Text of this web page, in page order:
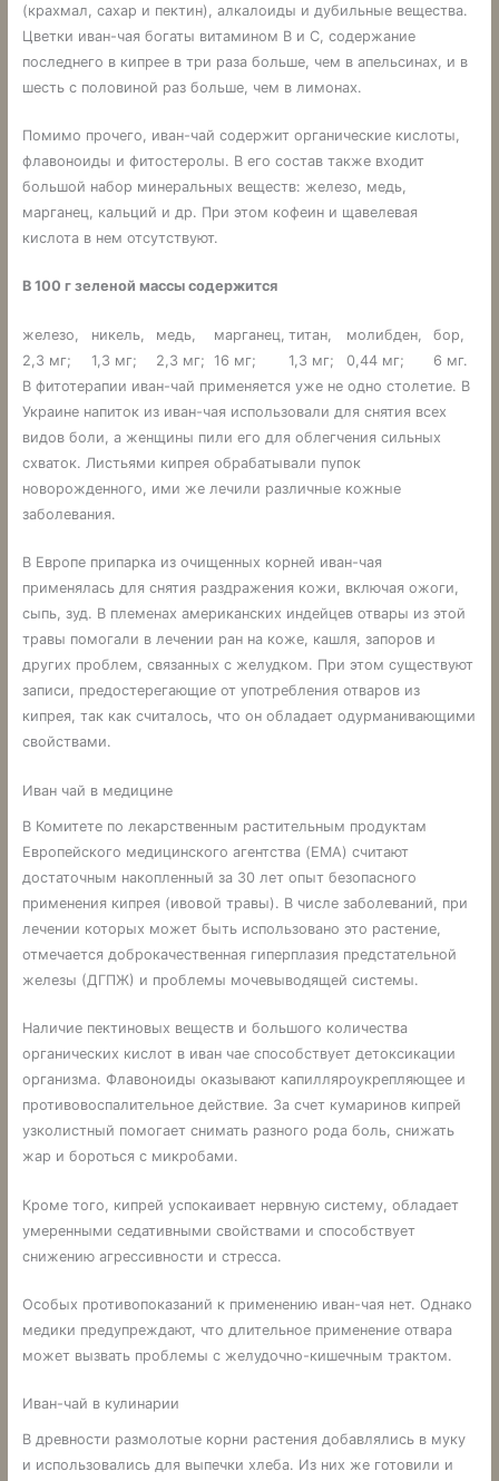
(крахмал, сахар и пектин), алкалоиды и дубильные вещества.
Цветки иван-чая богаты витамином B и С, содержание
последнего в кипрее в три раза больше, чем в апельсинах, и в
шесть с половиной раз больше, чем в лимонах.
Помимо прочего, иван-чай содержит органические кислоты,
флавоноиды и фитостеролы. В его состав также входит
большой набор минеральных веществ: железо, медь,
марганец, кальций и др. При этом кофеин и щавелевая
кислота в нем отсутствуют.
В 100 г зеленой массы содержится
железо,
2,3 мг;
никель,
1,3 мг;
медь,
2,3 мг;
марганец,
16 мг;
титан,
1,3 мг;
молибден,
0,44 мг;
бор,
6 мг.
В фитотерапии иван-чай применяется уже не одно столетие. В
Украине напиток из иван-чая использовали для снятия всех
видов боли, а женщины пили его для облегчения сильных
схваток. Листьями кипрея обрабатывали пупок
новорожденного, ими же лечили различные кожные
заболевания.
В Европе припарка из очищенных корней иван-чая
применялась для снятия раздражения кожи, включая ожоги,
сыпь, зуд. В племенах американских индейцев отвары из этой
травы помогали в лечении ран на коже, кашля, запоров и
других проблем, связанных с желудком. При этом существуют
записи, предостерегающие от употребления отваров из
кипрея, так как считалось, что он обладает одурманивающими
свойствами.
Иван чай в медицине
В Комитете по лекарственным растительным продуктам
Европейского медицинского агентства (EMA) считают
достаточным накопленный за 30 лет опыт безопасного
применения кипрея (ивовой травы). В числе заболеваний, при
лечении которых может быть использовано это растение,
отмечается доброкачественная гиперплазия предстательной
железы (ДГПЖ) и проблемы мочевыводящей системы.
Наличие пектиновых веществ и большого количества
органических кислот в иван чае способствует детоксикации
организма. Флавоноиды оказывают капилляроукрепляющее и
противовоспалительное действие. За счет кумаринов кипрей
узколистный помогает снимать разного рода боль, снижать
жар и бороться с микробами.
Кроме того, кипрей успокаивает нервную систему, обладает
умеренными седативными свойствами и способствует
снижению агрессивности и стресса.
Особых противопоказаний к применению иван-чая нет. Однако
медики предупреждают, что длительное применение отвара
может вызвать проблемы с желудочно-кишечным трактом.
Иван-чай в кулинарии
В древности размолотые корни растения добавлялись в муку
и использовались для выпечки хлеба. Из них же готовили и